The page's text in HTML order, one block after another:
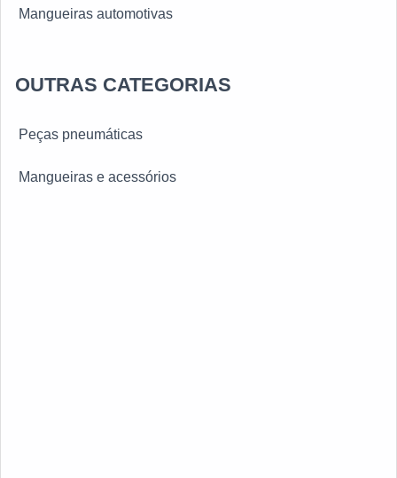
Mangueiras automotivas
Mangueiras pneumáticas
Mangueiras industriais
OUTRAS CATEGORIAS
Peças pneumáticas
Mangueiras e acessórios